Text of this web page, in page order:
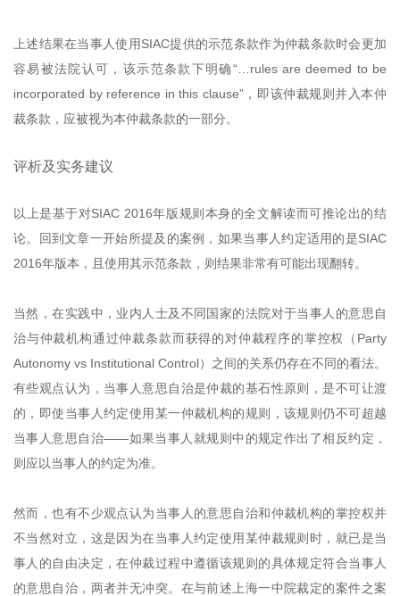
上述结果在当事人使用SIAC提供的示范条款作为仲裁条款时会更加
容易被法院认可，该示范条款下明确“…rules are deemed to be
incorporated by reference in this clause”，即该仲裁规则并入本仲
裁条款，应被视为本仲裁条款的一部分。
评析及实务建议
以上是基于对SIAC 2016年版规则本身的全文解读而可推论出的结
论。回到文章一开始所提及的案例，如果当事人约定适用的是SIAC
2016年版本，且使用其示范条款，则结果非常有可能出现翻转。
当然，在实践中，业内人士及不同国家的法院对于当事人的意思自
治与仲裁机构通过仲裁条款而获得的对仲裁程序的掌控权（Party
Autonomy vs Institutional Control）之间的关系仍存在不同的看法。
有些观点认为，当事人意思自治是仲裁的基石性原则，是不可让渡
的，即使当事人约定使用某一仲裁机构的规则，该规则仍不可超越
当事人意思自治——如果当事人就规则中的规定作出了相反约定，
则应以当事人的约定为准。
然而，也有不少观点认为当事人的意思自治和仲裁机构的掌控权并
不当然对立，这是因为在当事人约定使用某仲裁规则时，就已是当
事人的自由决定，在仲裁过程中遵循该规则的具体规定符合当事人
的意思自治，两者并无冲突。在与前述上海一中院裁定的案件之案